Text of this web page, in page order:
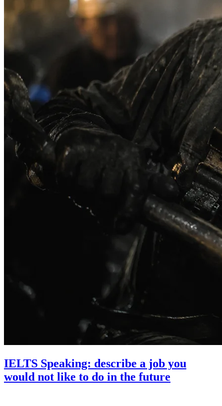
IELTS Speaking: describe a job you
would not like to do in the future